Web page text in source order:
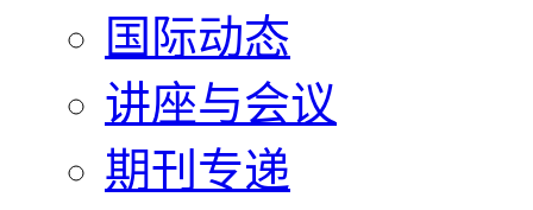
国际动态
讲座与会议
期刊专递